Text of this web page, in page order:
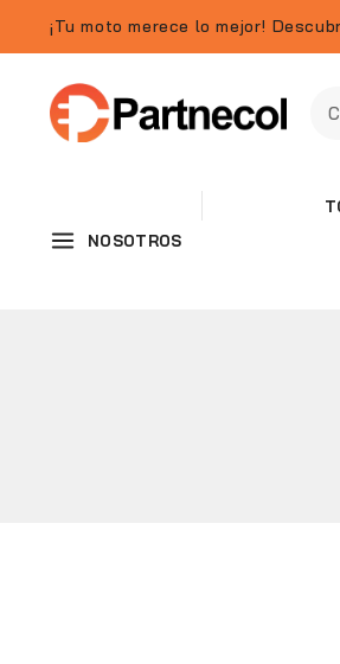
¡Tu moto merece lo mejor!
NOSOTROS